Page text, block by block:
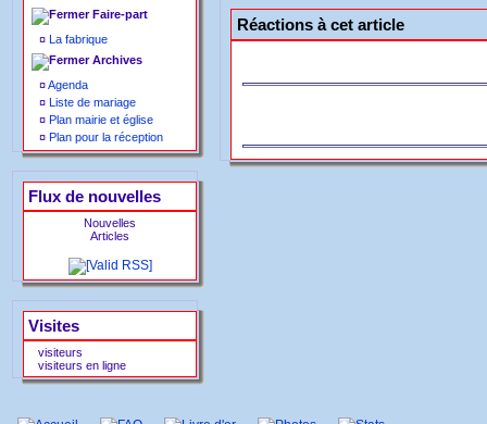
Faire-part
¤ La fabrique
Archives
¤Agenda
¤ Liste de mariage
¤ Plan mairie et église
¤ Plan pour la réception
Flux de nouvelles
Nouvelles
Articles
Visites
visiteurs
visiteurs en ligne
Réactions à cet article